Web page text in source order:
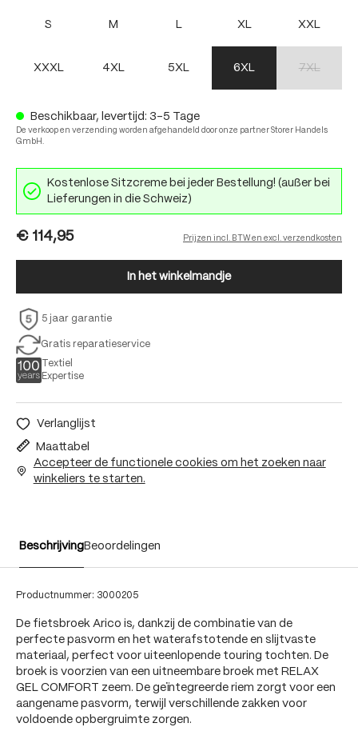
S M L XL XXL
XXXL 4XL 5XL 6XL 7XL
Beschikbaar, levertijd: 3-5 Tage
De verkoop en verzending worden afgehandeld door onze partner Storer Handels
GmbH.
Kostenlose Sitzcreme bei jeder Bestellung! (außer bei
Lieferungen in die Schweiz)
€ 114,95 Prijzen incl. BTW en excl. verzendkosten
In het winkelmandje
5 jaar garantie
Gratis reparatieservice
Textiel
Expertise
Verlanglijst
Maattabel
Accepteer de functionele cookies om het zoeken naar
winkeliers te starten.
BeschrijvingBeoordelingen
Productnummer: 3000205
De fietsbroek Arico is, dankzij de combinatie van de
perfecte pasvorm en het waterafstotende en slijtvaste
materiaal, perfect voor uiteenlopende touring tochten. De
broek is voorzien van een uitneembare broek met RELAX
GEL COMFORT zeem. De geïntegreerde riem zorgt voor een
aangename pasvorm, terwijl verschillende zakken voor
voldoende opbergruimte zorgen.